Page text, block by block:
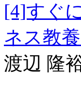
[4]すぐ
ネス教
渡辺 隆